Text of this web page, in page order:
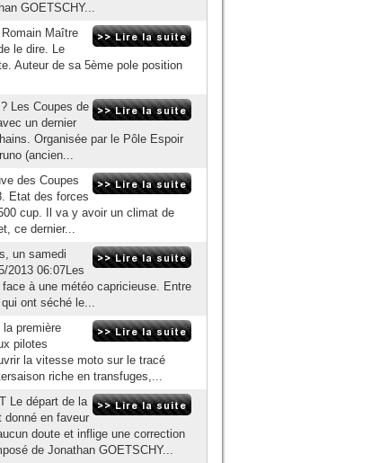
GOETSCHY...
Maître
le dire. Le
Auteur de sa 5ème pole position
Les Coupes de
un dernier
Organisée par le Pôle Espoir
(ancien...
des Coupes
Etat des forces
cup. Il va y avoir un climat de
ce dernier...
un samedi
2013 06:07Les
à une météo capricieuse. Entre
ont séché le...
première
pilotes
la vitesse moto sur le tracé
riche en transfuges,...
Le départ de la
donné en faveur
doute et inflige une correction
de Jonathan GOETSCHY...